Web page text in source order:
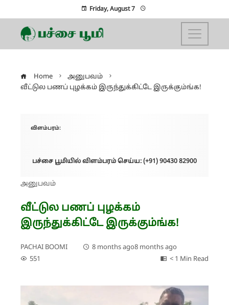
Friday, August 7
Home
அனுபவம்
வீட்டுல பணப் புழக்கம் இருந்துக்கிட்டே இருக்கும்ங்க!
விளம்பரம்:
பச்சை பூமியில் விளம்பரம் செய்ய: (+91) 90430 82900
அனுபவம்
வீட்டுல பணப் புழக்கம்
இருந்துக்கிட்டே இருக்கும்ங்க!
PACHAI BOOMI 8 months ago8 months ago
551
< 1 Min Read